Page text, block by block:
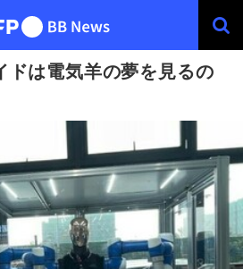
ドは電気羊の夢を見るの